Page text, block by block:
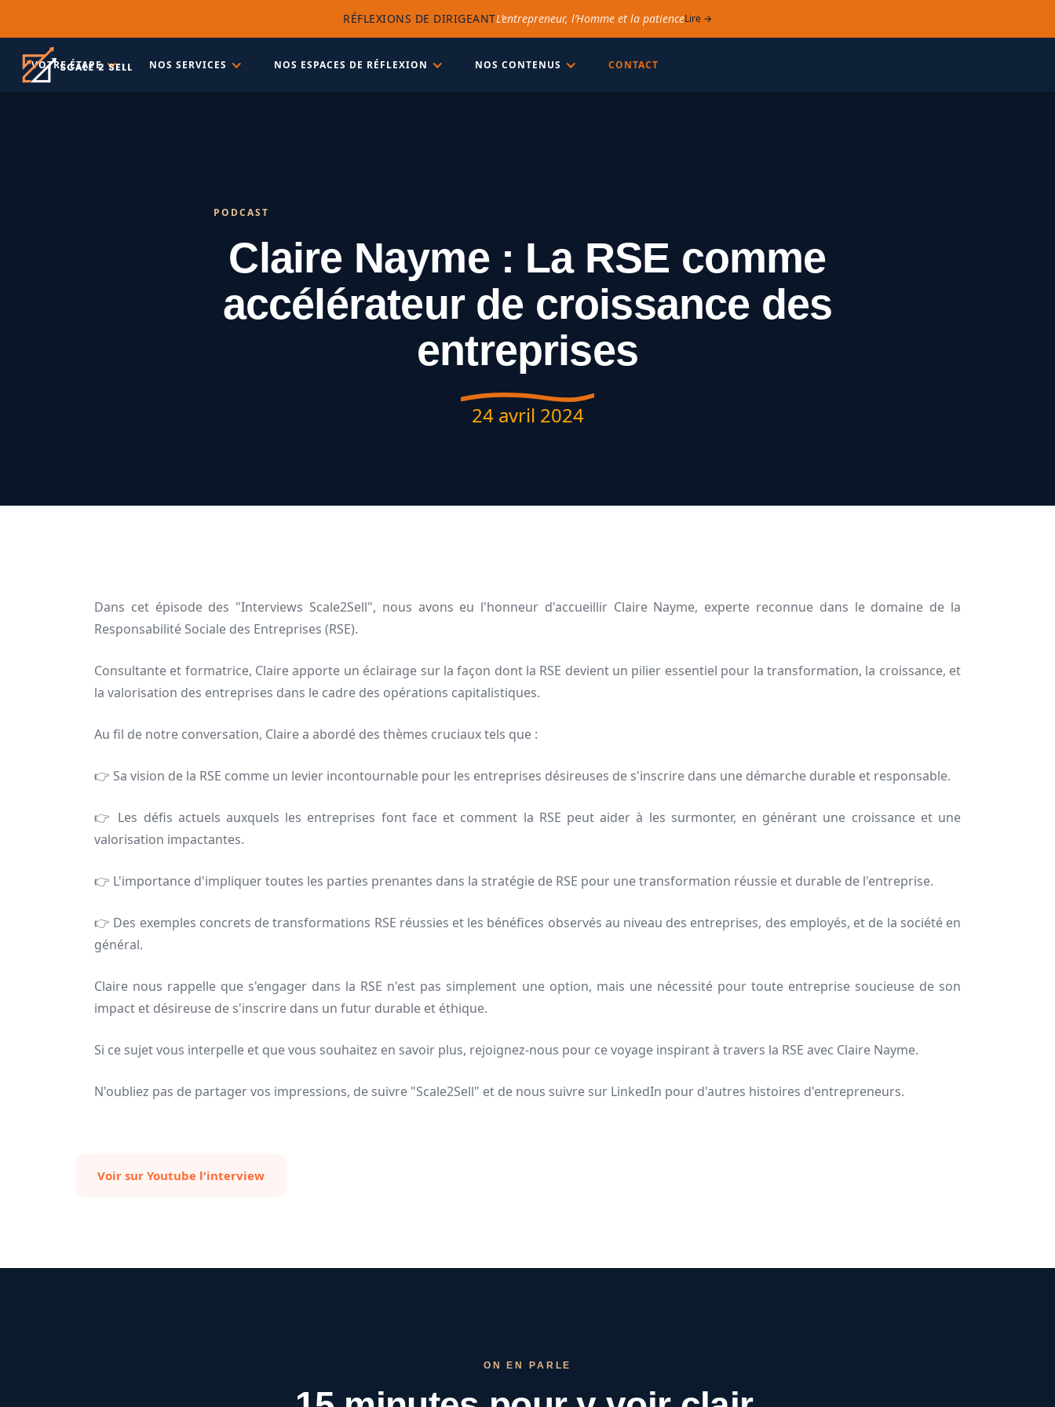
RÉFLEXIONS DE DIRIGEANTL’entrepreneur, l’Homme et la patienceLire →
VOTRE ÉTAPE NOS SERVICES NOS ESPACES DE RÉFLEXION NOS CONTENUS CONTACT
PODCAST
Claire Nayme : La RSE comme
accélérateur de croissance des
entreprises
24 avril 2024
Dans cet épisode des "Interviews Scale2Sell", nous avons eu l'honneur d'accueillir Claire Nayme, experte reconnue dans le domaine de la
Responsabilité Sociale des Entreprises (RSE).
Consultante et formatrice, Claire apporte un éclairage sur la façon dont la RSE devient un pilier essentiel pour la transformation, la croissance, et
la valorisation des entreprises dans le cadre des opérations capitalistiques.
Au fil de notre conversation, Claire a abordé des thèmes cruciaux tels que :
👉 Sa vision de la RSE comme un levier incontournable pour les entreprises désireuses de s'inscrire dans une démarche durable et responsable.
👉 Les défis actuels auxquels les entreprises font face et comment la RSE peut aider à les surmonter, en générant une croissance et une
valorisation impactantes.
👉 L'importance d'impliquer toutes les parties prenantes dans la stratégie de RSE pour une transformation réussie et durable de l'entreprise.
👉 Des exemples concrets de transformations RSE réussies et les bénéfices observés au niveau des entreprises, des employés, et de la société en
général.
Claire nous rappelle que s'engager dans la RSE n'est pas simplement une option, mais une nécessité pour toute entreprise soucieuse de son
impact et désireuse de s'inscrire dans un futur durable et éthique.
Si ce sujet vous interpelle et que vous souhaitez en savoir plus, rejoignez-nous pour ce voyage inspirant à travers la RSE avec Claire Nayme.
N'oubliez pas de partager vos impressions, de suivre "Scale2Sell" et de nous suivre sur LinkedIn pour d'autres histoires d'entrepreneurs.
Voir sur Youtube l'interview
ON EN PARLE